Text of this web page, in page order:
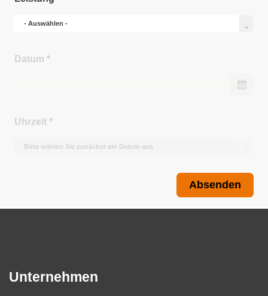
Datum *
Uhrzeit *
Absenden
Unternehmen